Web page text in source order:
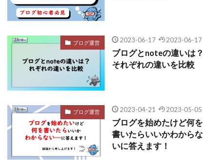
ブログ運営 2023-06-17 2023-06-17
ブログとnoteの違いは？
それぞれの違いを比較
ブログ運営 2023-04-21 2023-05-05
ブログを始めたけど何を
書いたらいいかわからな
いに答えます！